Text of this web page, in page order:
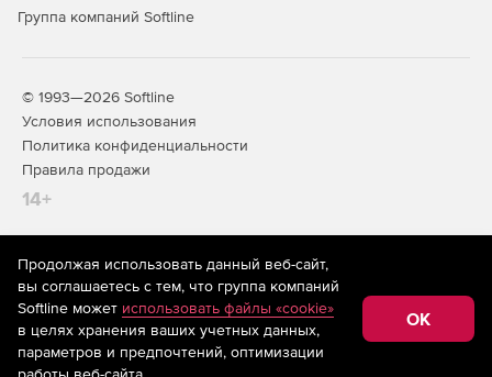
Группа компаний Softline
© 1993—2026 Softline
Условия использования
Политика конфиденциальности
Правила продажи
14+
На информационном ресурсе store.softline.ru применяются
рекомендательные технологии(информационные технологии
предоставления информации на основе сбора,
систематизации и анализа сведений, относящихся к
предпочтениям пользователей сети «Интернет»,
находящихся на территории Российской Федерации)
Продолжая использовать данный веб-сайт,
вы соглашаетесь с тем, что группа компаний
Softline может использовать файлы «cookie»
в целях хранения ваших учетных данных,
параметров и предпочтений, оптимизации
OK